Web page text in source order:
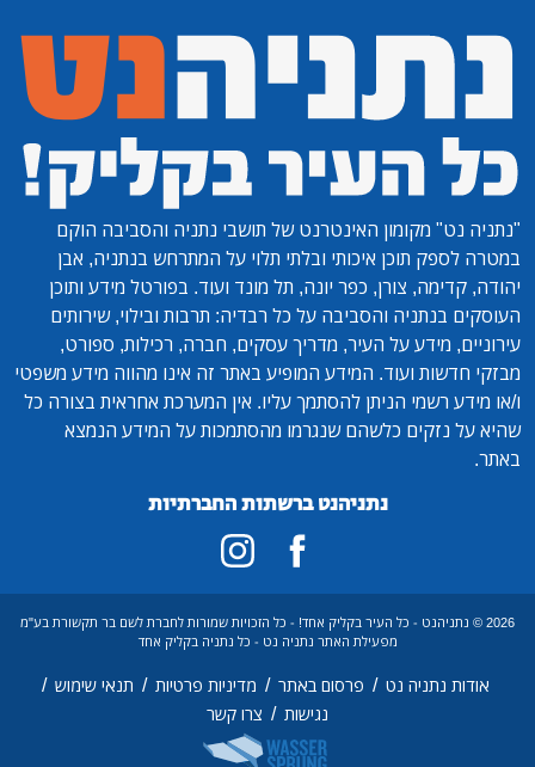
"נתניה נט" מקומון האינטרנט של תושבי נתניה והסביבה הוקם
במטרה לספק תוכן איכותי ובלתי תלוי על המתרחש בנתניה, אבן
יהודה, קדימה, צורן, כפר יונה, תל מונד ועוד. בפורטל מידע ותוכן
העוסקים בנתניה והסביבה על כל רבדיה: תרבות ובילוי, שירותים
עירוניים, מידע על העיר, מדריך עסקים, חברה, רכילות, ספורט,
מבזקי חדשות ועוד. המידע המופיע באתר זה אינו מהווה מידע משפטי
ו/או מידע רשמי הניתן להסתמך עליו. אין המערכת אחראית בצורה כל
שהיא על נזקים כלשהם שנגרמו מהסתמכות על המידע הנמצא
באתר.
נתניהנט ברשתות החברתיות
2026 © נתניהנט - כל העיר בקליק אחד! - כל הזכויות שמורות לחברת לשם בר תקשורת בע"מ
מפעילת האתר נתניה נט - כל נתניה בקליק אחד
אודות נתניה נט / פרסום באתר / מדיניות פרטיות / תנאי שימוש /
נגישות / צרו קשר